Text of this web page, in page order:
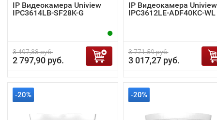
IP Видеокамера Uniview
IPC3614LB-SF28K-G
3 497,38 руб.
2 797,90 руб.
IP Видеокамера Uniview
IPC3612LE-ADF40KC-WL
3 771,59 руб.
3 017,27 руб.
-20% -20%